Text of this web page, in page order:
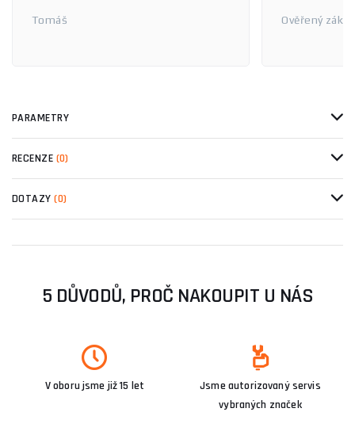
Tomáš Ověřený
PARAMETRY
RECENZE (0)
DOTAZY(0)
5 DŮVODŮ, PROČ NAKOUPIT U NÁS
V oboru jsme již 15 let
Jsme autorizovaný servis
vybraných značek